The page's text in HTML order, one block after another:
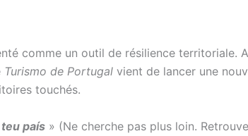
comme un outil de résilience
Turismo de Portugal vient de lancer une
touchés.
país » (Ne cherche pas plus loin.